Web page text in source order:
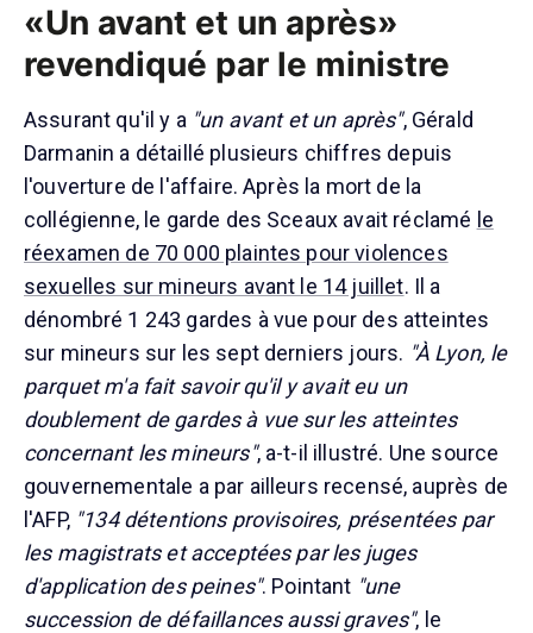
«Un avant et un après»
revendiqué par le ministre
Assurant qu'il y a "un avant et un après", Gérald
Darmanin a détaillé plusieurs chiffres depuis
l'ouverture de l'affaire. Après la mort de la
collégienne, le garde des Sceaux avait réclamé le
réexamen de 70 000 plaintes pour violences
sexuelles sur mineurs avant le 14 juillet. Il a
dénombré 1 243 gardes à vue pour des atteintes
sur mineurs sur les sept derniers jours. "À Lyon, le
parquet m'a fait savoir qu'il y avait eu un
doublement de gardes à vue sur les atteintes
concernant les mineurs", a-t-il illustré. Une source
gouvernementale a par ailleurs recensé, auprès de
l'AFP, "134 détentions provisoires, présentées par
les magistrats et acceptées par les juges
d'application des peines". Pointant "une
succession de défaillances aussi graves", le